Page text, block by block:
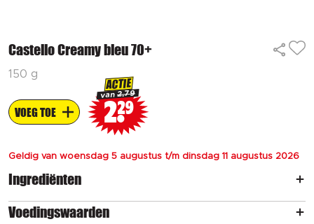
Castello Creamy bleu 70+
150 g
VOEG TOE
ACTIE
van2.79
229
Geldig van woensdag 5 augustus t/m dinsdag 11 augustus 2026
Ingrediënten
Voedingswaarden